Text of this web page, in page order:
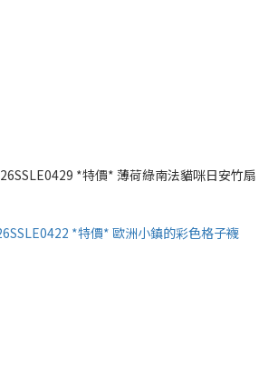
26SSLE0429 *特價* 薄荷綠南法貓咪日安竹扇